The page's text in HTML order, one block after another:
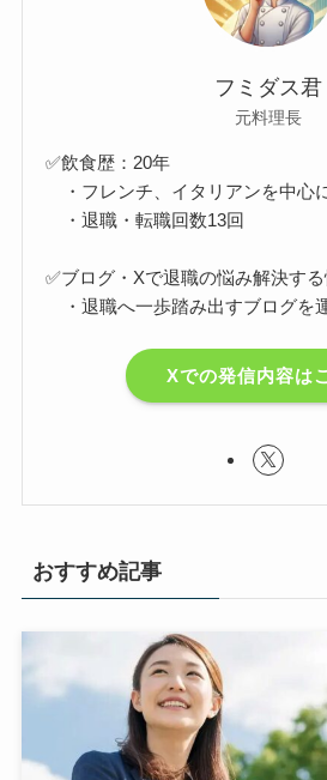
フミダス君
元料理長
✅飲食歴：20年
・フレンチ、イタリアンを中心
・退職・転職回数13回
✅ブログ・Xで退職の悩み解決す
・退職へ一歩踏み出すブログを
Xでの発信内容は
おすすめ記事